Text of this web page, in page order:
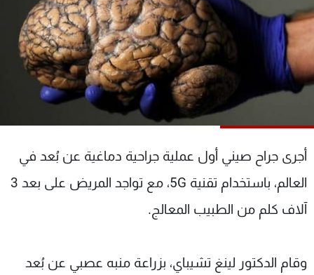
أجرى جراح صيني أول عملية جراحية دماغية عن بُعد في
العالم، باستخدام تقنية 5G، مع تواجد المريض على بعد 3
آلاف كلم من الطبيب المعالج.
وقام الدكتور لينغ تشيباي، بزراعة منبه عصبي عن بُعد
منوعات رياضة
كأس العالم
جدول البرامج
شاهد البرامج
الترددات
عن MTV
وظائف
سياسة الخصوصية